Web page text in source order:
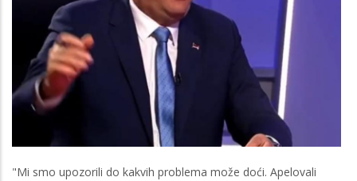
"Mi smo upozorili do kakvih problema može doći. Apelovali